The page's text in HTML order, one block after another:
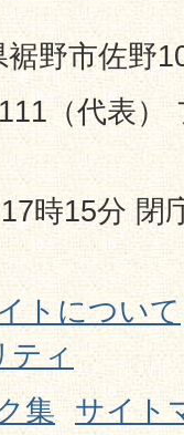
野市佐野
（代表）
時15分 閉
トについて
ティ
集
サイト